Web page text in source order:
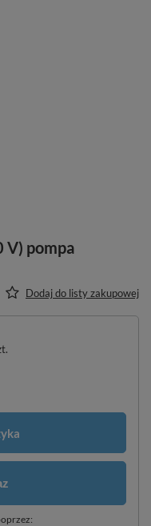
V) pompa
Dodaj do listy zakupowej